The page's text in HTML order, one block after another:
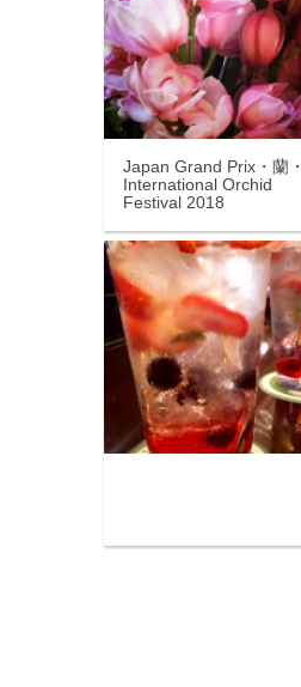
Japan Grand Prix・蘭・
International Orchid
Festival 2018